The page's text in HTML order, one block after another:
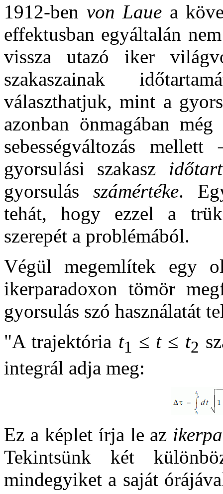
1912-ben von Laue a
effektusban egyáltalán
vissza utazó iker
szakaszainak
választhatjuk, mint a
azonban önmagában
sebességváltozás
gyorsulási szakasz
gyorsulásszámértéke.
tehát, hogy ezzel a
szerepét a problémából.
Végül megemlítek egy
ikerparadoxon tömör
gyorsulás szó használatát
"A trajektória t1 ≤ t≤ t2
integrál adja meg:
Ez a képlet írja le az
Tekintsünk két
mindegyiket a saját